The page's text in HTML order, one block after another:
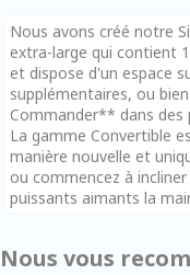
Nous avons créé notre
extra-large qui contient
et dispose d'un espace
supplémentaires, ou
Commander** dans des
La gamme Convertible
manière nouvelle et
ou commencez à
puissants aimants la
Nous vous